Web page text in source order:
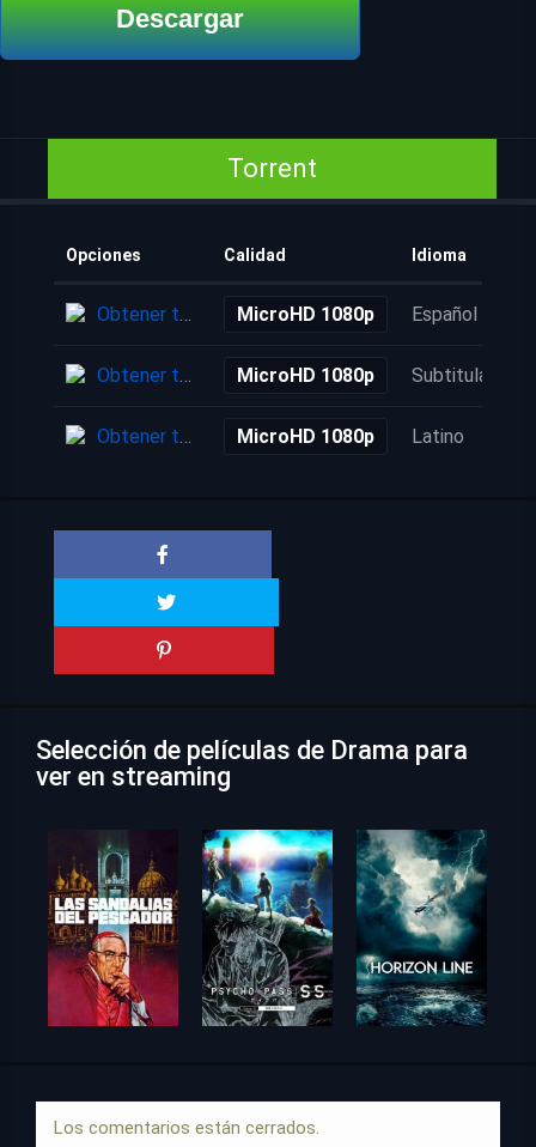
Descargar
Torrent
Opciones Calidad Idioma
Obtener torrent MicroHD 1080p Español
Obtener torrent MicroHD 1080p Subtitulada
Obtener torrent MicroHD 1080p Latino
Selección de películas de Drama para
ver en streaming
Los comentarios están cerrados.